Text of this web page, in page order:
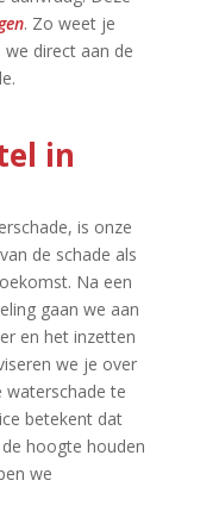
.​ Zo weet je
direct aan de
in
is onze
de schade als
Na een
gaan we aan
en het inzetten
we je over
waterschade te
betekent dat
hoogte houden
we